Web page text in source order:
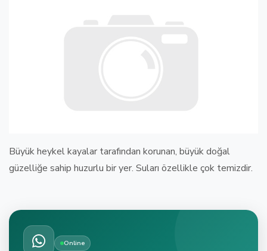
Büyük heykel kayalar tarafından korunan, büyük doğal
güzelliğe sahip huzurlu bir yer. Suları özellikle çok temizdir.
Online